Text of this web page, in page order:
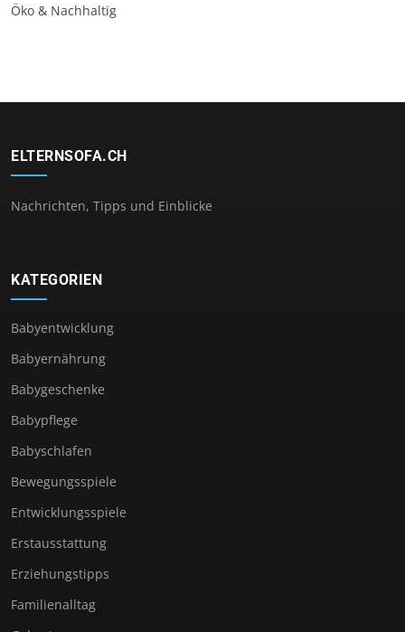
Öko & Nachhaltig
ELTERNSOFA.CH
Nachrichten, Tipps und Einblicke
KATEGORIEN
Babyentwicklung
Babyernährung
Babygeschenke
Babypflege
Babyschlafen
Bewegungsspiele
Entwicklungsspiele
Erstausstattung
Erziehungstipps
Familienalltag